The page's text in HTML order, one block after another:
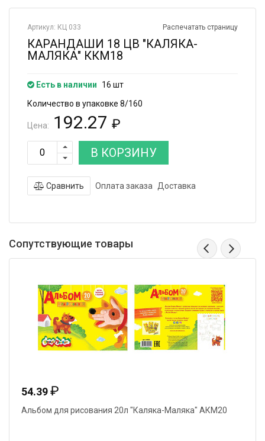
Распечатать страницу
Артикул: КЦ 033
КАРАНДАШИ 18 ЦВ "КАЛЯКА-
МАЛЯКА" ККМ18
Есть в наличии
16 шт
Количество в упаковке 8/160
Цена: 192.27 ₽
В КОРЗИНУ
Сравнить Оплата заказа Доставка
Сопутствующие товары
54.39₽
Альбом для рисования 20л "Каляка-Маляка" АКМ20